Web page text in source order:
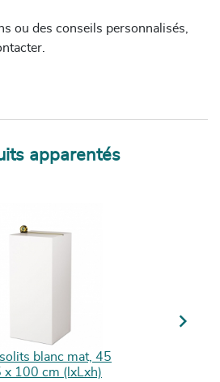
ou des conseils personnalisés,
apparentés
blanc mat, 45
x 100 cm (lxLxh)
Next